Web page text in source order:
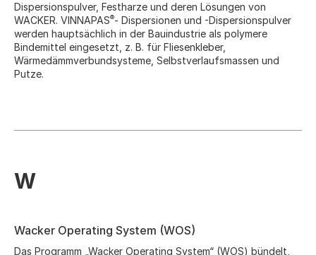
Dispersionspulver, Festharze und deren Lösungen von
WACKER. VINNAPAS®- Dispersionen und -Dispersionspulver
werden hauptsächlich in der Bauindustrie als polymere
Bindemittel eingesetzt, z. B. für Fliesenkleber,
Wärmedämmverbundsysteme, Selbstverlaufsmassen und
Putze.
W
Wacker Operating System (WOS)
Das Programm „Wacker Operating System“ (WOS) bündelt,